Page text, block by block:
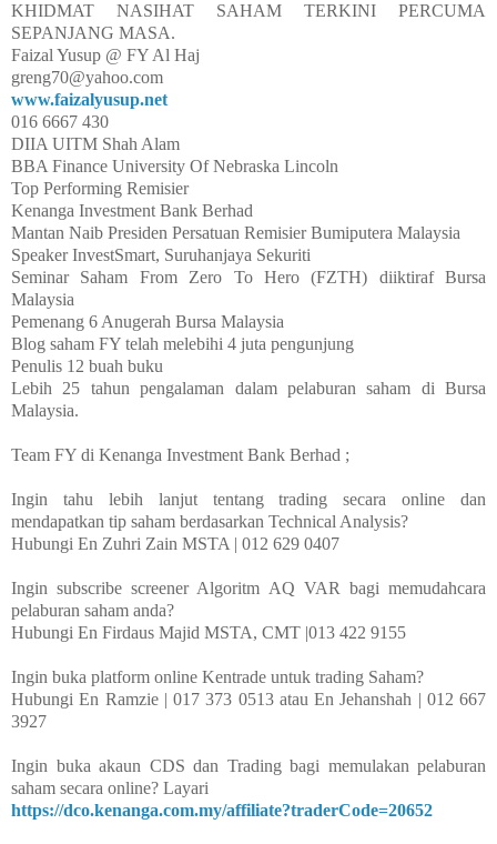
KHIDMAT NASIHAT SAHAM TERKINI PERCUMA
SEPANJANG MASA.
Faizal Yusup @ FY Al Haj
greng70@yahoo.com
www.faizalyusup.net
016 6667 430
DIIA UITM Shah Alam
BBA Finance University Of Nebraska Lincoln
Top Performing Remisier
Kenanga Investment Bank Berhad
Mantan Naib Presiden Persatuan Remisier Bumiputera Malaysia
Speaker InvestSmart, Suruhanjaya Sekuriti
Seminar Saham From Zero To Hero (FZTH) diiktiraf Bursa
Malaysia
Pemenang 6 Anugerah Bursa Malaysia
Blog saham FY telah melebihi 4 juta pengunjung
Penulis 12 buah buku
Lebih 25 tahun pengalaman dalam pelaburan saham di Bursa
Malaysia.
Team FY di Kenanga Investment Bank Berhad ;
Ingin tahu lebih lanjut tentang trading secara online dan
mendapatkan tip saham berdasarkan Technical Analysis?
Hubungi En Zuhri Zain MSTA | 012 629 0407
Ingin subscribe screener Algoritm AQ VAR bagi memudahcara
pelaburan saham anda?
Hubungi En Firdaus Majid MSTA, CMT |013 422 9155
Ingin buka platform online Kentrade untuk trading Saham?
Hubungi En Ramzie | 017 373 0513 atau En Jehanshah | 012 667
3927
Ingin buka akaun CDS dan Trading bagi memulakan pelaburan
saham secara online? Layari
https://dco.kenanga.com.my/affiliate?traderCode=20652